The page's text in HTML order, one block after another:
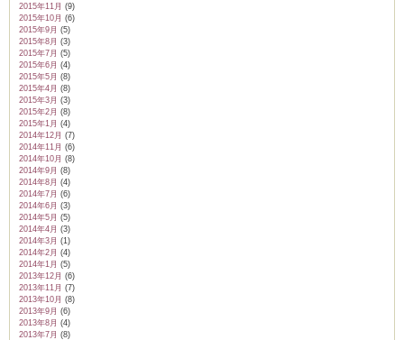
2015年11月 (9)
2015年10月 (6)
2015年9月 (5)
2015年8月 (3)
2015年7月 (5)
2015年6月 (4)
2015年5月 (8)
2015年4月 (8)
2015年3月 (3)
2015年2月 (8)
2015年1月 (4)
2014年12月 (7)
2014年11月 (6)
2014年10月 (8)
2014年9月 (8)
2014年8月 (4)
2014年7月 (6)
2014年6月 (3)
2014年5月 (5)
2014年4月 (3)
2014年3月 (1)
2014年2月 (4)
2014年1月 (5)
2013年12月 (6)
2013年11月 (7)
2013年10月 (8)
2013年9月 (6)
2013年8月 (4)
2013年7月 (8)